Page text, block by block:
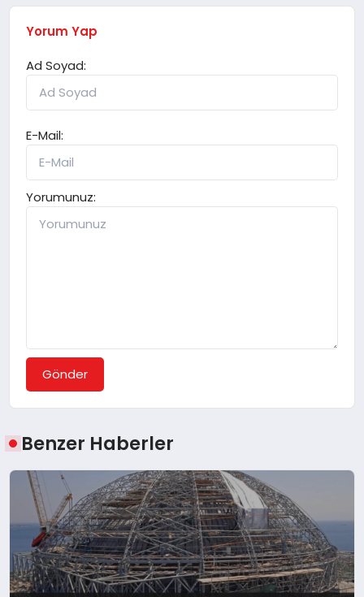
Yorum Yap
Ad Soyad:
E-Mail:
Yorumunuz:
Gönder
Benzer Haberler